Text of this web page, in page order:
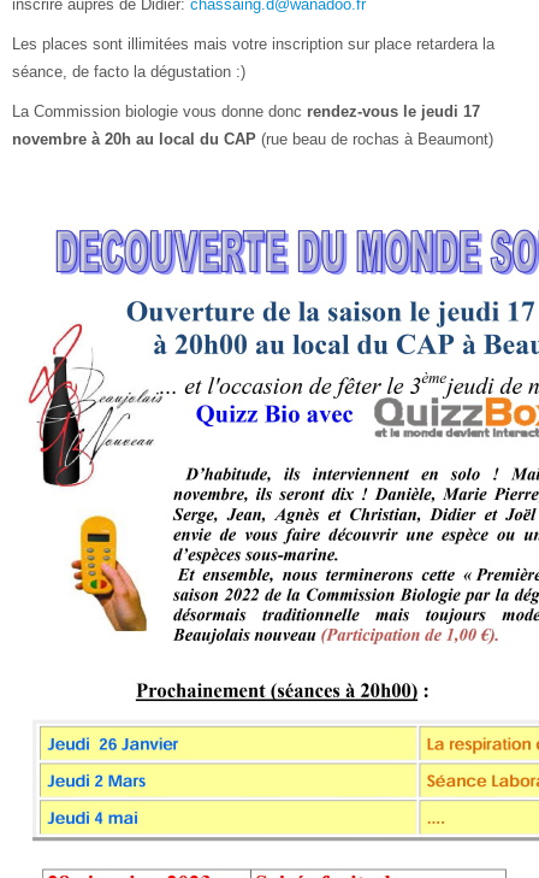
inscrire auprès de Didier: chassaing.d@wanadoo.fr
Les places sont illimitées mais votre inscription sur place retardera la
séance, de facto la dégustation :)
La Commission biologie vous donne donc rendez-vous le jeudi 17
novembre à 20h au local du CAP (rue beau de rochas à Beaumont)